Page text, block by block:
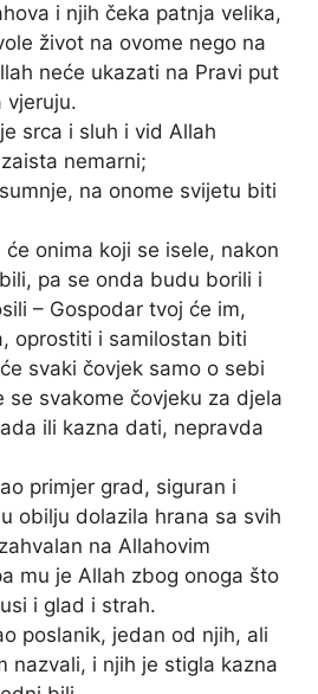
i njih čeka patnja velika,
život na ovome nego na
neće ukazati na Pravi put
vjeruju.
srca i sluh i vid Allah
nemarni;
na onome svijetu biti
će onima koji se isele, nakon
pa se onda budu borili i
– Gospodar tvoj će im,
oprostiti i samilostan biti
svaki čovjek samo o sebi
se svakome čovjeku za djela
ili kazna dati, nepravda
primjer grad, siguran i
obilju dolazila hrana sa svih
na Allahovim
mu je Allah zbog onoga što
i glad i strah.
poslanik, jedan od njih, ali
nazvali, i njih je stigla kazna